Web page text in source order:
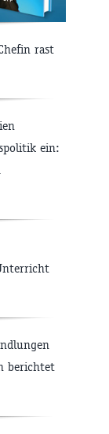
rast
ein:
berichtet